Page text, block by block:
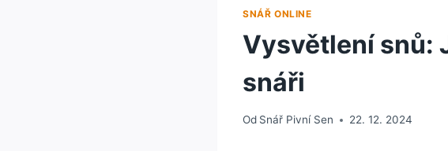
SNÁŘ ONLINE
Vysvětlení snů:
snáři
Od Snář Pivní Sen 22. 12. 2024